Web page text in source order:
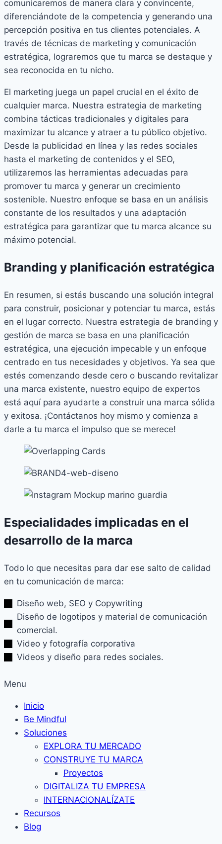
comunicaremos de manera clara y convincente,
diferenciándote de la competencia y generando una
percepción positiva en tus clientes potenciales. A
través de técnicas de marketing y comunicación
estratégica, lograremos que tu marca se destaque y
sea reconocida en tu nicho.
El marketing juega un papel crucial en el éxito de
cualquier marca. Nuestra estrategia de marketing
combina tácticas tradicionales y digitales para
maximizar tu alcance y atraer a tu público objetivo.
Desde la publicidad en línea y las redes sociales
hasta el marketing de contenidos y el SEO,
utilizaremos las herramientas adecuadas para
promover tu marca y generar un crecimiento
sostenible. Nuestro enfoque se basa en un análisis
constante de los resultados y una adaptación
estratégica para garantizar que tu marca alcance su
máximo potencial.
Branding y planificación estratégica
En resumen, si estás buscando una solución integral
para construir, posicionar y potenciar tu marca, estás
en el lugar correcto. Nuestra estrategia de branding y
gestión de marca se basa en una planificación
estratégica, una ejecución impecable y un enfoque
centrado en tus necesidades y objetivos. Ya sea que
estés comenzando desde cero o buscando revitalizar
una marca existente, nuestro equipo de expertos
está aquí para ayudarte a construir una marca sólida
y exitosa. ¡Contáctanos hoy mismo y comienza a
darle a tu marca el impulso que se merece!
Especialidades implicadas en el
desarrollo de la marca
Todo lo que necesitas para dar ese salto de calidad
en tu comunicación de marca:
Diseño web, SEO y Copywriting
Diseño de logotipos y material de comunicación
comercial.
Video y fotografía corporativa
Videos y diseño para redes sociales.
Menu
Inicio
Be Mindful
Soluciones
EXPLORA TU MERCADO
CONSTRUYE TU MARCA
Proyectos
DIGITALIZA TU EMPRESA
INTERNACIONALÍZATE
Recursos
Blog